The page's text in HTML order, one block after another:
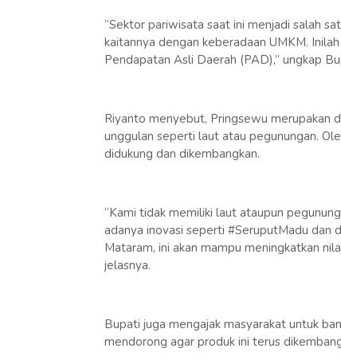
“Sektor pariwisata saat ini menjadi salah
kaitannya dengan keberadaan UMKM.
Pendapatan Asli Daerah (PAD),” ungkap
Riyanto menyebut, Pringsewu merupakan
unggulan seperti laut atau pegunungan.
didukung dan dikembangkan.
“Kami tidak memiliki laut ataupun
adanya inovasi seperti #SeruputMadu dan
Mataram, ini akan mampu meningkatkan
jelasnya.
Bupati juga mengajak masyarakat untuk
mendorong agar produk ini terus